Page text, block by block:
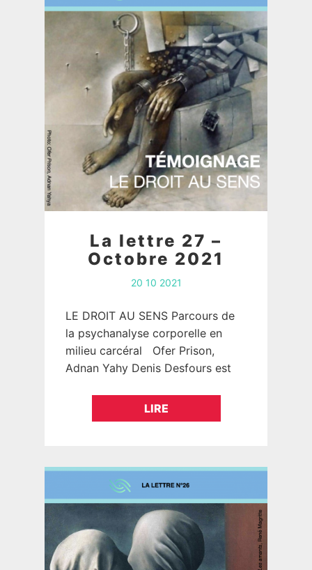
La lettre 27 –
Octobre 2021
20 10 2021
LE DROIT AU SENS Parcours de
la psychanalyse corporelle en
milieu carcéral Ofer Prison,
Adnan Yahy Denis Desfours est
l’EEPSSA (l’école européenne de
psychothérapie socio- et…
LIRE